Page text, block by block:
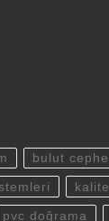
bulut cephe
kalite
pvc doğrama